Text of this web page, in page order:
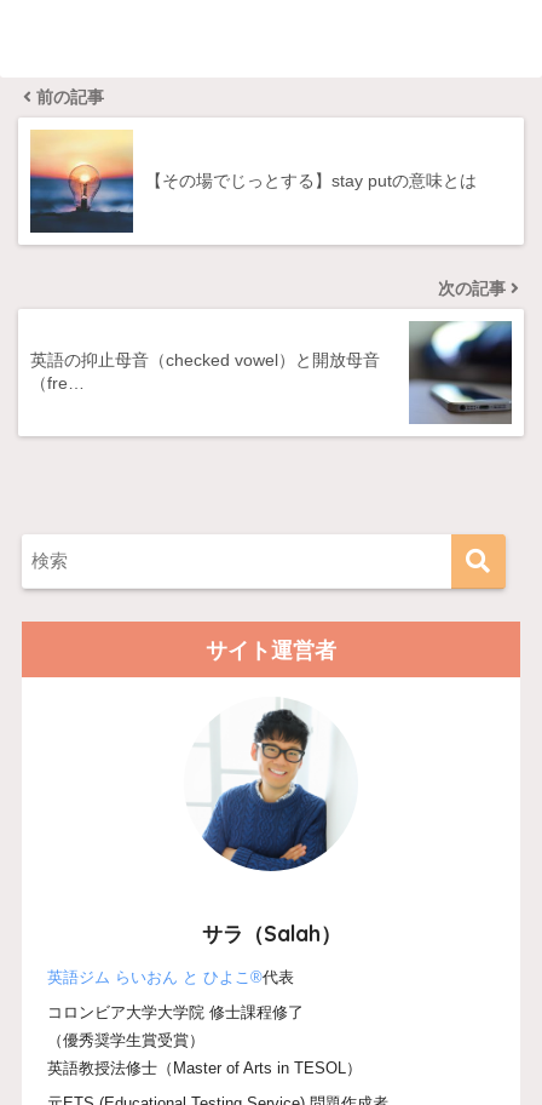
前の記事
【その場でじっとする】stay putの意味とは
次の記事
英語の抑止母音（checked vowel）と開放母音
（fre…
サイト運営者
サラ（Salah）
英語ジム らいおん と ひよこ®代表
コロンビア大学大学院 修士課程修了
（優秀奨学生賞受賞）
英語教授法修士（Master of Arts in TESOL）